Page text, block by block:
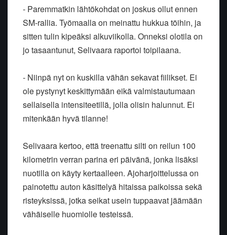
- Paremmatkin lähtökohdat on joskus ollut ennen
SM-rallia. Työmaalla on meinattu hukkua töihin, ja
sitten tulin kipeäksi alkuviikolla. Onneksi olotila on
jo tasaantunut, Selivaara raportoi toipilaana.
- Niinpä nyt on kuskilla vähän sekavat fiilikset. Ei
ole pystynyt keskittymään eikä valmistautumaan
sellaisella intensiteetillä, jolla olisin halunnut. Ei
mitenkään hyvä tilanne!
Selivaara kertoo, että treenattu silti on reilun 100
kilometrin verran parina eri päivänä, jonka lisäksi
nuotilla on käyty kertaalleen. Ajoharjoittelussa on
painotettu auton käsittelyä hitaissa paikoissa sekä
risteyksissä, jotka seikat usein tuppaavat jäämään
vähäiselle huomiolle testeissä.